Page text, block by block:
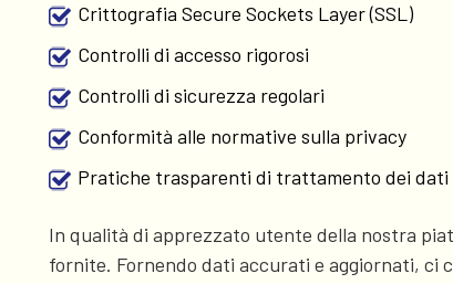
Crittografia Secure Sockets Layer (SSL)
Controlli di accesso rigorosi
Controlli di sicurezza regolari
Conformità alle normative sulla privacy
Pratiche trasparenti di trattamento dei dati
In qualità di apprezzato utente della nostra
fornite. Fornendo dati accurati e aggiornati, ci